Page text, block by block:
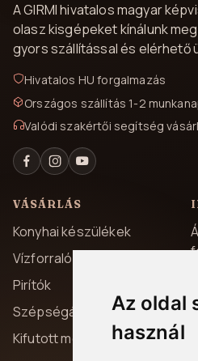
Az oldal
használ
A GIRMI hivatalos magyar
olasz kisgépeket kínálunk
gyors szállítással és elérhető
Hivatalos HU forgalmazás
Országos szállítás 1-2
Valódi szakértői segítség
VÁSÁRLÁS
Konyhai készülékek
Vízforralók
Pirítók
Szépségápolás
Kifutott modellek